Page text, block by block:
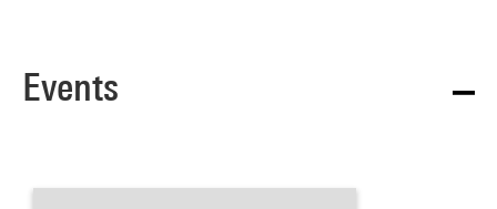
Events